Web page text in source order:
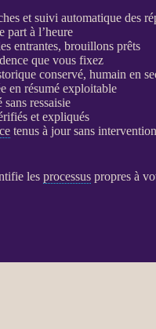
et suivi automatique des
part à l’heure
entrantes, brouillons prêts
que vous fixez
conservé, humain en
en résumé exploitable
ressaisie
et expliqués
tenus à jour sans intervention
lesprocessus propres à